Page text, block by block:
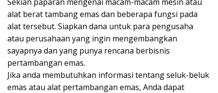
alat berat tambang emas dan beberapa fungsi pada
alat tersebut. Siapkan dana untuk para pengusaha
atau perusahaan yang ingin mengembangkan
sayapnya dan yang punya rencana berbisnis
pertambangan emas.
Jika anda membutuhkan informasi tentang seluk-beluk
emas atau alat pertambangan emas, Anda dapat